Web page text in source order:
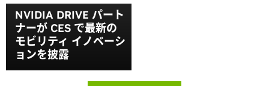
NVIDIA DRIVE パート
ナーが CES で最新の
モビリティ イノベーシ
ョンを披露